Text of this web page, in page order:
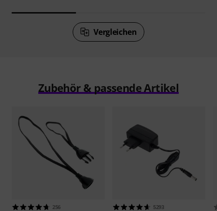
Vergleichen
Zubehör & passende Artikel
256 5293